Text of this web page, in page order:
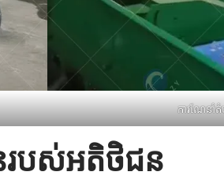
ការណែនាំ
របស់អតិថិជន